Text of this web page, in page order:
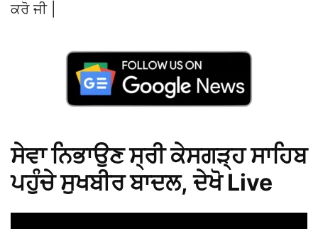
ਕਰੋ ਜੀ |
ਸੇਵਾ ਨਿਭਾਉਣ ਸ੍ਰੀ ਕੇਸਗੜ੍ਹ ਸਾਹਿਬ
ਪਹੁੰਚੇ ਸੁਖਬੀਰ ਬਾਦਲ, ਦੇਖੋ Live